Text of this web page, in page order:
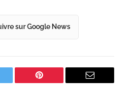
sur Google News
Pinterest Email